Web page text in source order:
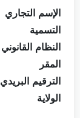
الإسم التجاري
التسمية
النظام القانوني
المقر
الترقيم البريدي
الولاية